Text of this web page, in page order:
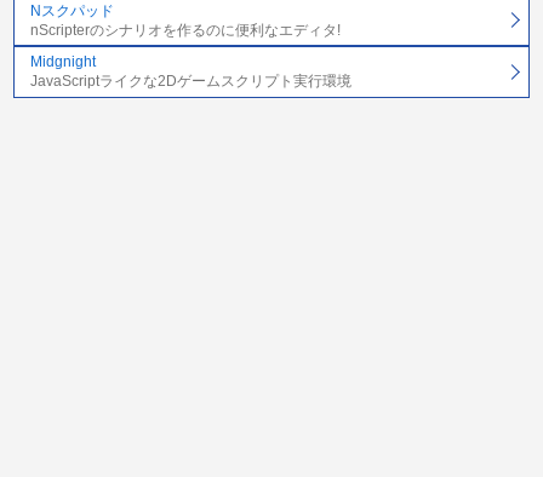
Nスクパッド
nScripterのシナリオを作るのに便利なエディタ!
Midgnight
JavaScriptライクな2Dゲームスクリプト実行環境